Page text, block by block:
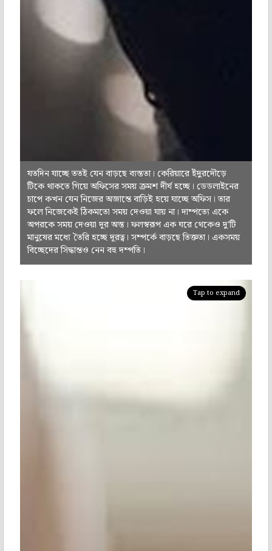
যতদিন যাচ্ছে ততই যেন বাড়ছে ব্যস্ততা। কেরিয়ারে ইঁদুরদৌড়ে
টিকে থাকতে গিয়ে অফিসের সময় ক্রমশ দীর্ঘ হচ্ছে। ডেডলাইনের
চাপে কখন যেন নিজের অজান্তে বাড়িই হয়ে যাচ্ছে অফিস। তার
ফলে নিজেকেই ঠিকমতো সময় দেওয়া যায় না। দাম্পত্যে একে
অপরকে সময় দেওয়া দূর অস্ত। ফলস্বরূপ এক ঘরে থেকেও দু'টি
মানুষের মধ্যে তৈরি হচ্ছে দূরত্ব। সম্পর্কে বাড়ছে তিক্ততা। একসময়
বিচ্ছেদের সিদ্ধান্তও নেন বহু দম্পতি।
Tap to expand